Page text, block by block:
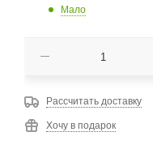
Мало
Рассчитать доставку
Хочу в подарок